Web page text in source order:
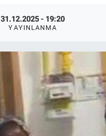
31.12.2025 - 19:20
YAYINLANMA